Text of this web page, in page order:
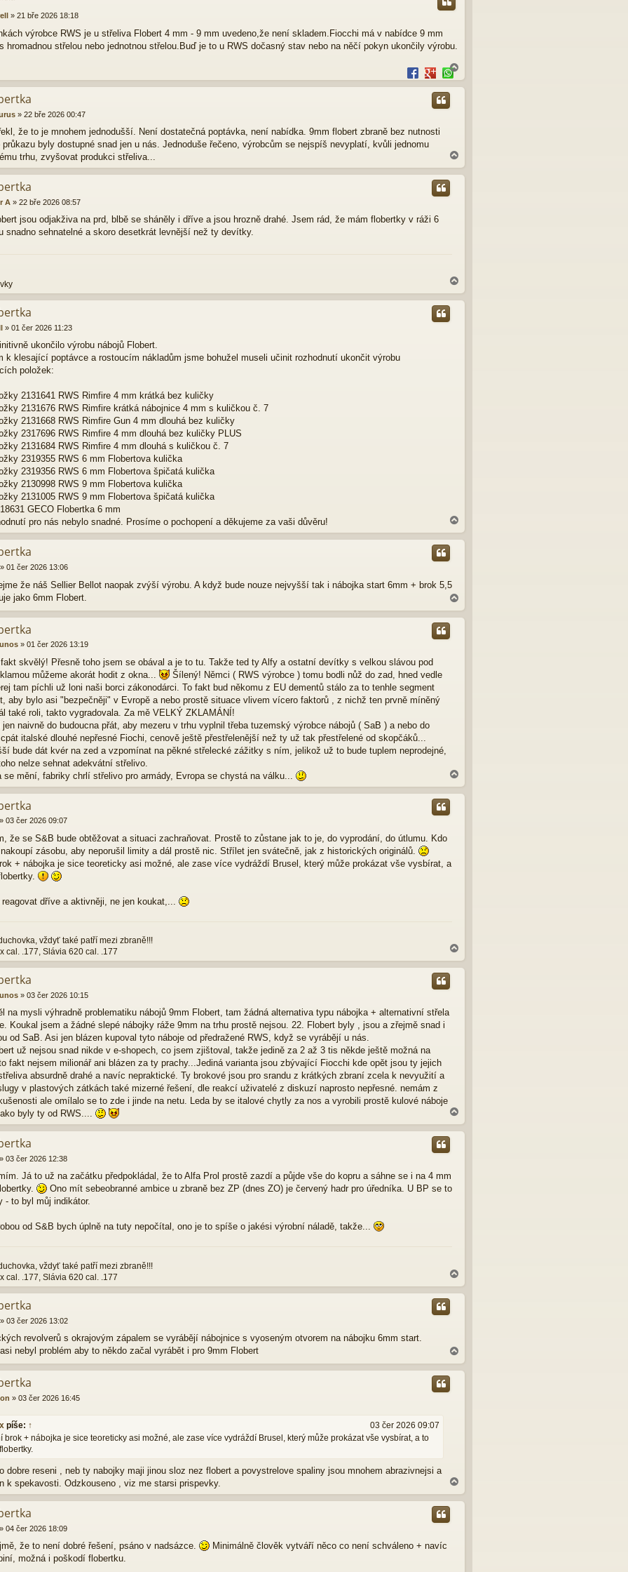
» 21 bře 2026 18:18
výrobce RWS je u střeliva Flobert 4 mm - 9 mm uvedeno,že není skladem.Fiocchi má v nabídce 9 mm
hromadnou střelou nebo jednotnou střelou.Buď je to u RWS dočasný stav nebo na něčí pokyn ukončily výrobu.
a
h
» 22 bře 2026 00:47
že to je mnohem jednodušší. Není dostatečná poptávka, není nabídka. 9mm flobert zbraně bez nutnosti
průkazu byly dostupné snad jen u nás. Jednoduše řečeno, výrobcům se nejspíš nevyplatí, kvůli jednomu
trhu, zvyšovat produkci střeliva...
a
h
A » 22 bře 2026 08:57
jsou odjakživa na prd, blbě se sháněly i dříve a jsou hrozně drahé. Jsem rád, že mám flobertky v ráži 6
snadno sehnatelné a skoro desetkrát levnější než ty devítky.
a
h
» 01 čer 2026 11:23
ukončilo výrobu nábojů Flobert.
k klesající poptávce a rostoucím nákladům jsme bohužel museli učinit rozhodnutí ukončit výrobu
položek:
2131641 RWS Rimfire 4 mm krátká bez kuličky
2131676 RWS Rimfire krátká nábojnice 4 mm s kuličkou č. 7
2131668 RWS Rimfire Gun 4 mm dlouhá bez kuličky
2317696 RWS Rimfire 4 mm dlouhá bez kuličky PLUS
2131684 RWS Rimfire 4 mm dlouhá s kuličkou č. 7
2319355 RWS 6 mm Flobertova kulička
2319356 RWS 6 mm Flobertova špičatá kulička
2130998 RWS 9 mm Flobertova kulička
2131005 RWS 9 mm Flobertova špičatá kulička
GECO Flobertka 6 mm
pro nás nebylo snadné. Prosíme o pochopení a děkujeme za vaši důvěru!
a
h
» 01 čer 2026 13:06
že náš Sellier Bellot naopak zvýší výrobu. A když bude nouze nejvyšší tak i nábojka start 6mm + brok 5,5
jako 6mm Flobert.
a
h
» 01 čer 2026 13:19
skvělý! Přesně toho jsem se obával a je to tu. Takže ted ty Alfy a ostatní devítky s velkou slávou pod
můžeme akorát hodit z okna...
Šílený! Němci ( RWS výrobce ) tomu bodli nůž do zad, hned vedle
tam píchli už loni naši borci zákonodárci. To fakt bud někomu z EU dementů stálo za to tenhle segment
aby bylo asi "bezpečněji" v Evropě a nebo prostě situace vlivem vícero faktorů , z nichž ten prvně míněný
také roli, takto vygradovala. Za mě VELKÝ ZKLAMÁNÍ!
jen naivně do budoucna přát, aby mezeru v trhu vyplnil třeba tuzemský výrobce nábojů ( SaB ) a nebo do
italské dlouhé nepřesné Fiochi, cenově ještě přestřelenější než ty už tak přestřelené od skopčáků...
bude dát kvér na zed a vzpomínat na pěkné střelecké zážitky s ním, jelikož už to bude tuplem neprodejné,
nelze sehnat adekvátní střelivo.
se mění, fabriky chrlí střelivo pro armády, Evropa se chystá na válku...
a
h
» 03 čer 2026 09:07
že se S&B bude obtěžovat a situaci zachraňovat. Prostě to zůstane jak to je, do vyprodání, do útlumu. Kdo
zásobu, aby neporušil limity a dál prostě nic. Střílet jen svátečně, jak z historických originálů.
+ nábojka je sice teoreticky asi možné, ale zase více vydráždí Brusel, který může prokázat vše vysbírat, a
dříve a aktivněji, ne jen koukat,...
vždyť také patří mezi zbraně!!!
cal. .177, Slávia 620 cal. .177
a
h
» 03 čer 2026 10:15
na mysli výhradně problematiku nábojů 9mm Flobert, tam žádná alternativa typu nábojka + alternativní střela
Koukal jsem a žádné slepé nábojky ráže 9mm na trhu prostě nejsou. 22. Flobert byly , jsou a zřejmě snad i
od SaB. Asi jen blázen kupoval tyto náboje od předražené RWS, když se vyrábějí u nás.
už nejsou snad nikde v e-shopech, co jsem zjištoval, takže jedině za 2 až 3 tis někde ještě možná na
fakt nejsem milionář ani blázen za ty prachy...Jediná varianta jsou zbývající Fiocchi kde opět jsou ty jejich
absurdně drahé a navíc nepraktické. Ty brokové jsou pro srandu z krátkých zbraní zcela k nevyužití a
v plastových zátkách také mizerné řešení, dle reakcí uživatelé z diskuzí naprosto nepřesné. nemám z
ale omílalo se to zde i jinde na netu. Leda by se italové chytly za nos a vyrobili prostě kulové náboje
byly ty od RWS....
a
h
» 03 čer 2026 12:38
Já to už na začátku předpokládal, že to Alfa Prol prostě zazdí a půjde vše do kopru a sáhne se i na 4 mm
Ono mít sebeobranné ambice u zbraně bez ZP (dnes ZO) je červený hadr pro úředníka. U BP se to
- to byl můj indikátor.
od S&B bych úplně na tuty nepočítal, ono je to spíše o jakési výrobní náladě, takže...
vždyť také patří mezi zbraně!!!
cal. .177, Slávia 620 cal. .177
a
h
» 03 čer 2026 13:02
revolverů s okrajovým zápalem se vyrábějí nábojnice s vyoseným otvorem na nábojku 6mm start.
nebyl problém aby to někdo začal vyrábět i pro 9mm Flobert
a
h
» 03 čer 2026 16:45
píše: ↑
03 čer 2026 09:07
brok + nábojka je sice teoreticky asi možné, ale zase více vydráždí Brusel, který může prokázat vše vysbírat, a to
dobre reseni , neb ty nabojky maji jinou sloz nez flobert a povystrelove spaliny jsou mnohem abrazivnejsi a
k spekavosti. Odzkouseno , viz me starsi prispevky.
a
h
» 04 čer 2026 18:09
že to není dobré řešení, psáno v nadsázce.
Minimálně člověk vytváří něco co není schváleno + navíc
možná i poškodí flobertku.